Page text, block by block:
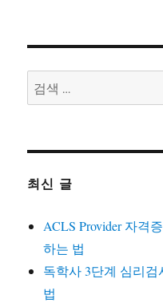
검
색:
최신 글
ACLS Provider 자격
하는 법
독학사 3단계 심리
법